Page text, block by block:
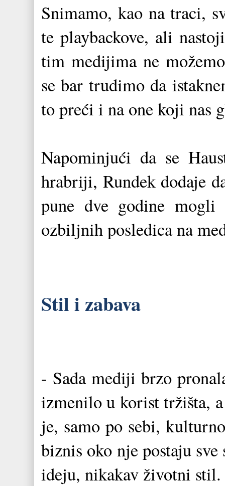
Snimamo, kao na traci,
te playbackove, ali
tim medijima ne
se bar trudimo da
to preći i na one koji nas
Napominjući da se
hrabriji, Rundek dodaje
pune dve godine
ozbiljnih posledica na
Stil i zabava
- Sada mediji brzo
izmenilo u korist tržišta, a
je, samo po sebi,
biznis oko nje postaju
ideju, nikakav životni stil.